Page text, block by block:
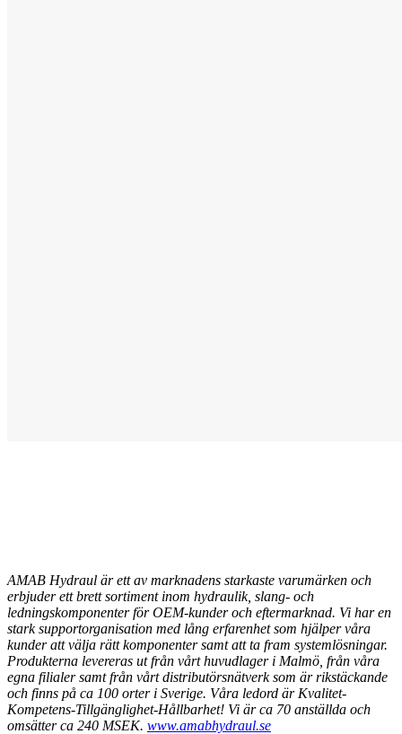
AMAB Hydraul är ett av marknadens starkaste varumärken och
erbjuder ett brett sortiment inom hydraulik, slang- och
ledningskomponenter för OEM-kunder och eftermarknad. Vi har en
stark supportorganisation med lång erfarenhet som hjälper våra
kunder att välja rätt komponenter samt att ta fram systemlösningar.
Produkterna levereras ut från vårt huvudlager i Malmö, från våra
egna filialer samt från vårt distributörsnätverk som är rikstäckande
och finns på ca 100 orter i Sverige. Våra ledord är Kvalitet-
Kompetens-Tillgänglighet-Hållbarhet! Vi är ca 70 anställda och
omsätter ca 240 MSEK. www.amabhydraul.se